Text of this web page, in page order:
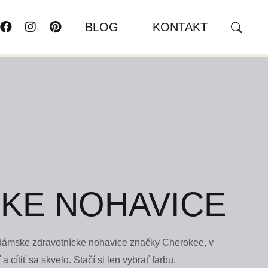
BLOG KONTAKT
NOHAVICE
zdravotnícke nohavice značky Cherokee, v
cítiť sa skvelo. Stačí si len vybrať farbu.